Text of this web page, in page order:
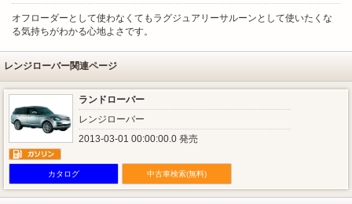
オフローダーとして使わなくてもラグジュアリーサルーンとして使いたくな
る気持ちがわかる心地よさです。
レンジローバー関連ページ
ランドローバー
レンジローバー
2013-03-01 00:00:00.0 発売
カタログ 中古車検索(無料)